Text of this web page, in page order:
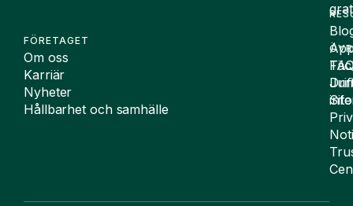
FÖRETAGET
Om oss
Karriär
Nyheter
Hållbarhet och samhälle